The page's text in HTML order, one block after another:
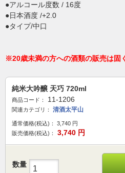
●アルコール度数 / 16度
●日本酒度 /+2.0
●タイプ/中口
※20歳未満の方への酒類の販売は固
純米大吟醸 天巧 720ml
商品コード： 11-1206
関連カテゴリ： 清酒太平山
通常価格(税込)： 3,740 円
販売価格(税込)：
3,740 円
数量